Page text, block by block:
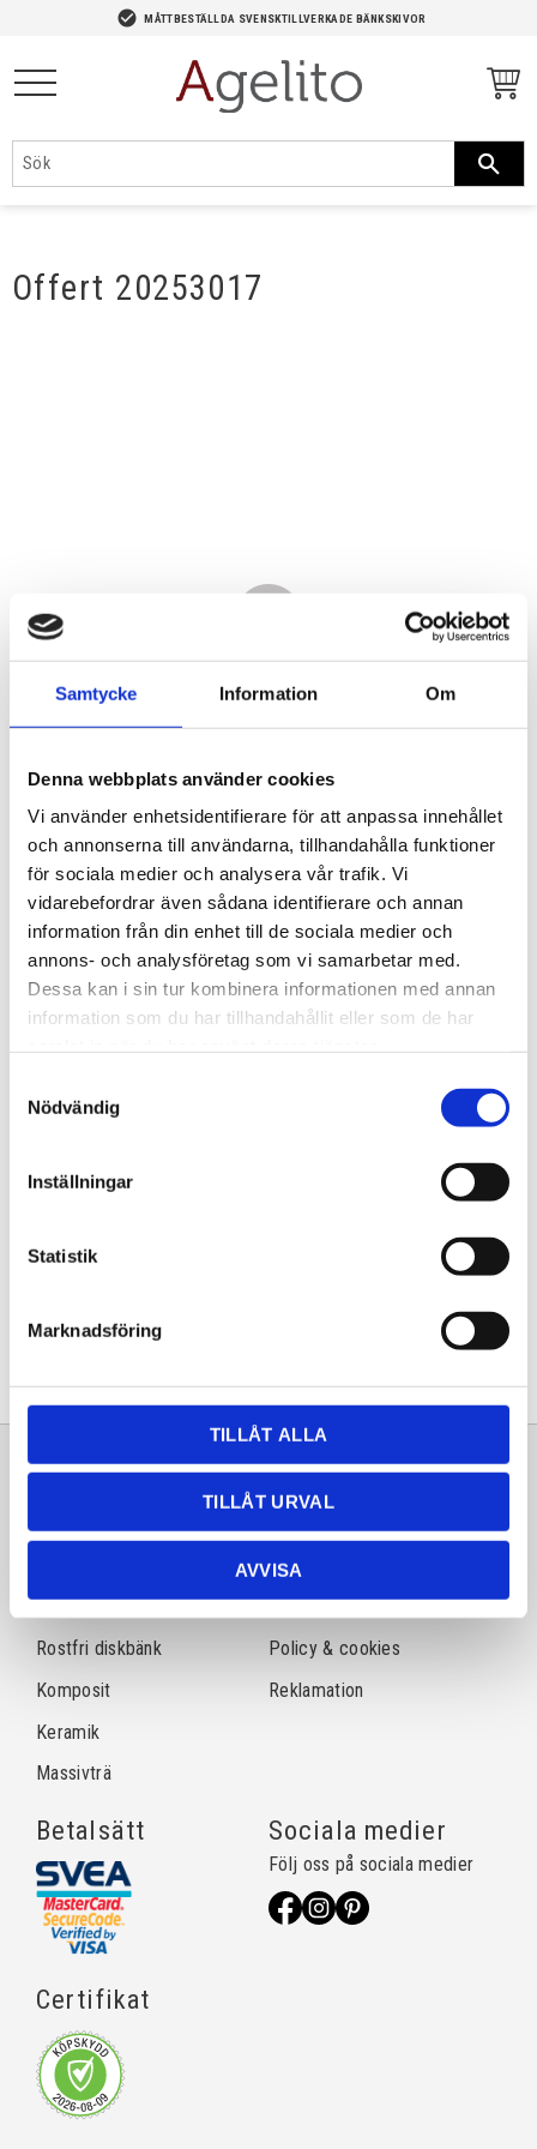
Samtycke Information Om
Denna webbplats använder cookies
Vi använder enhetsidentifierare för att anpassa innehållet
och annonserna till användarna, tillhandahålla funktioner
för sociala medier och analysera vår trafik. Vi
vidarebefordrar även sådana identifierare och annan
information från din enhet till de sociala medier och
annons- och analysföretag som vi samarbetar med.
Dessa kan i sin tur kombinera informationen med annan
information som du har tillhandahållit eller som de har
Nödvändig
Inställningar
Statistik
Marknadsföring
TILLÅT ALLA
TILLÅT URVAL
AVVISA
check_circle MÅTTBESTÄLLDA SVENSKTILLVERKADE BÄNKSKIVOR
Offert 20253017
7 980,00KR
Antal
Lagervara
Artikelnr
20253017
Sortiment
Natursten
Rostfri diskbänk
Komposit
Keramik
Massivträ
Information
Frågor & svar
Köpvillkor
Policy & cookies
Reklamation
Betalsätt
Certifikat
Sociala medier
Följ oss på sociala medier